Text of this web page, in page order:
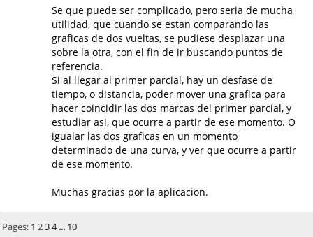
Se que puede ser complicado, pero seria de mucha
utilidad, que cuando se estan comparando las
graficas de dos vueltas, se pudiese desplazar una
sobre la otra, con el fin de ir buscando puntos de
referencia.
Si al llegar al primer parcial, hay un desfase de
tiempo, o distancia, poder mover una grafica para
hacer coincidir las dos marcas del primer parcial, y
estudiar asi, que ocurre a partir de ese momento. O
igualar las dos graficas en un momento
determinado de una curva, y ver que ocurre a partir
de ese momento.
Muchas gracias por la aplicacion.
Pages: 1 2 3 4 ... 10